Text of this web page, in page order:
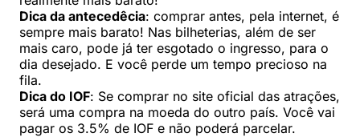
Dica da antecedêcia: comprar antes, pela internet, é
sempre mais barato! Nas bilheterias, além de ser
mais caro, pode já ter esgotado o ingresso, para o
dia desejado. E você perde um tempo precioso na
fila.
Dica do IOF: Se comprar no site oficial das atrações,
será uma compra na moeda do outro país. Você vai
pagar os 3.5% de IOF e não poderá parcelar.